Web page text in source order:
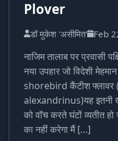
Plover
डॉ मुकेश 'असीमित' Feb
नाजिम तालाब पर प्रवासी
नया उपहार जो विदेशी
shorebird कैंटीश
alexandrinus)यह इतनी
को वॉच करते घंटों व्यतीत
का नहीं करेगा मैं […]